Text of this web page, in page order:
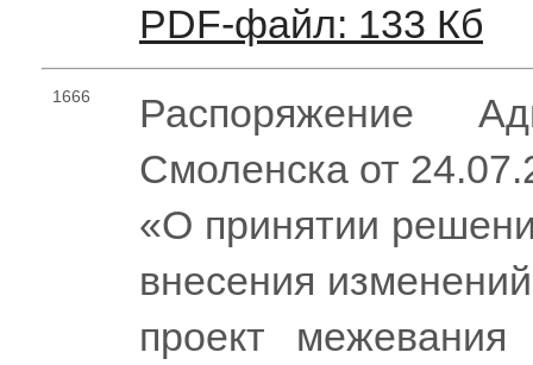
PDF-файл: 133 Кб
1666
Распоряжение
Смоленска от
«О принятии
внесения
проект